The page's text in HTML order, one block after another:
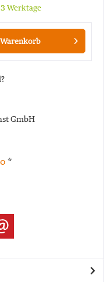
Werktage
Warenkorb
GmbH
*